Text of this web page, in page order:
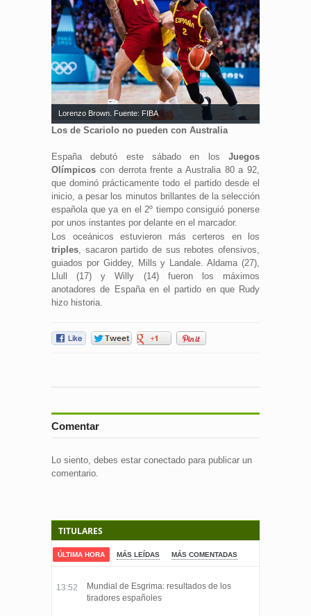
Lorenzo Brown. Fuente: FIBA
Los de Scariolo no pueden con Australia
España debutó este sábado en los Juegos
Olímpicos con derrota frente a Australia 80 a 92,
que dominó prácticamente todo el partido desde el
inicio, a pesar los minutos brillantes de la selección
española que ya en el 2º tiempo consiguió ponerse
por unos instantes por delante en el marcador.
Los oceánicos estuvieron más certeros en los
triples , sacaron partido de sus rebotes ofensivos,
guiados por Giddey, Mills y Landale. Aldama (27),
Llull (17) y Willy (14) fueron los máximos
anotadores de España en el partido en que Rudy
hizo historia.
Comentar
Lo siento, debes estar conectado para publicar un
comentario.
TITULARES
ÚLTIMA HORA MÁS LEÍDAS MÁS COMENTADAS
13:52
Mundial de Esgrima: resultados de los
tiradores españoles